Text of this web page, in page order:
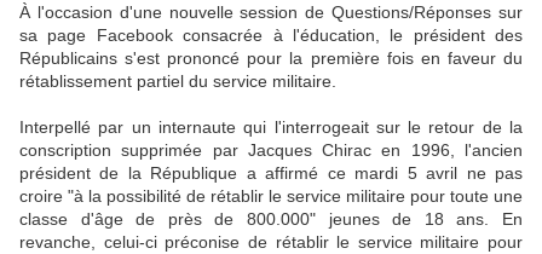
À l'occasion d'une nouvelle session de Questions/Réponses sur
sa page Facebook consacrée à l'éducation, le président des
Républicains s'est prononcé pour la première fois en faveur du
rétablissement partiel du service militaire.
Interpellé par un internaute qui l'interrogeait sur le retour de la
conscription supprimée par Jacques Chirac en 1996, l'ancien
président de la République a affirmé ce mardi 5 avril ne pas
croire "à la possibilité de rétablir le service militaire pour toute une
classe d'âge de près de 800.000" jeunes de 18 ans. En
revanche, celui-ci préconise de rétablir le service militaire pour